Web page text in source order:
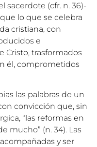
sacerdote (cfr. n. 36)-
lo que se celebra
cristiana, con
e
Cristo, trasformados
él, comprometidos
las palabras de un
convicción que, sin
“las reformas en
mucho” (n. 34). Las
y ser